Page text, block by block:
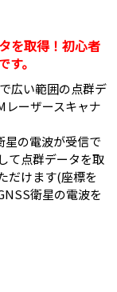
を取得！初心者
。
広い範囲の点群デ
レーザースキャナ
星の電波が受信で
て点群データを取
だけます(座標を
衛星の電波を